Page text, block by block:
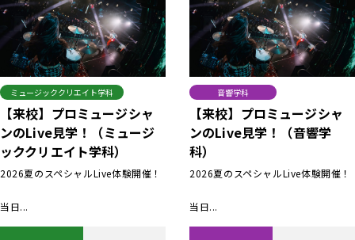
ミュージッククリエイト学科
【来校】プロミュージシャ
ンのLive見学！（ミュージ
ッククリエイト学科）
2026夏のスペシャルLive体験開催！
当日...
音響学科
【来校】プロミュージシャ
ンのLive見学！（音響学
科）
2026夏のスペシャルLive体験開催！
当日...